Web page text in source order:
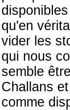
qu'en
vider les
qui nous
semble
Challans
comme